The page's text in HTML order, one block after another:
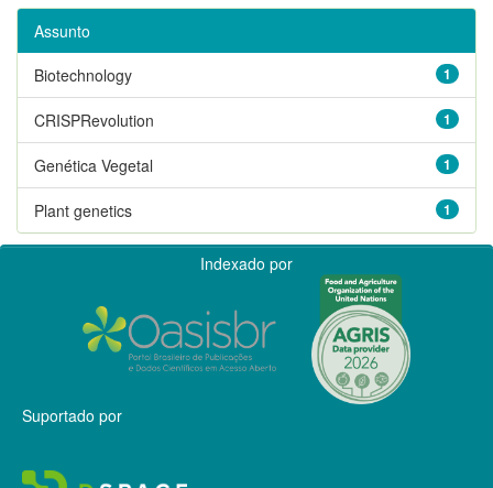
Assunto
1
Biotechnology
1
CRISPRevolution
1
Genética Vegetal
1
Plant genetics
Indexado por
Suportado por